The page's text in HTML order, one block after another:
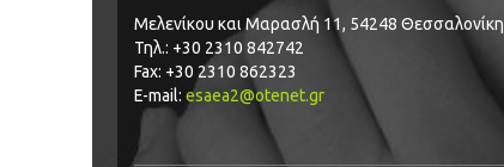
Μελενίκου και Μαρασλή 11, 54248 Θεσσαλονίκη
Τηλ.: +30 2310 842742
Fax: +30 2310 862323
E-mail: esaea2@otenet.gr